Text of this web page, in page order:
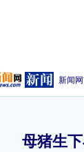
新闻
母猪生